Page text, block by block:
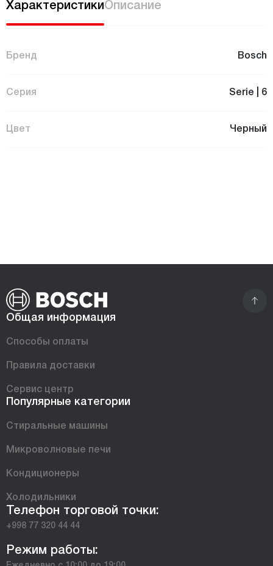
ХарактеристикиОписание
Бренд Bosch
Серия Serie | 6
Цвет Черный
Общая информация
Способы оплаты
Правила доставки
Сервис центр
Популярные категории
Стиральные машины
Микроволновые печи
Кондиционеры
Холодильники
Телефон торговой точки:
+998 77 320 44 44
Режим работы: